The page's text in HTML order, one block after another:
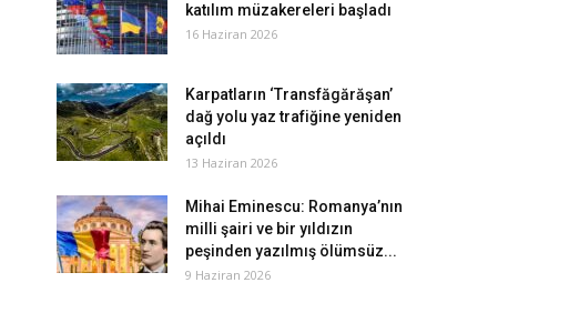
katılım müzakereleri başladı
16 Haziran 2026
Karpatların ‘Transfăgărăşan’
dağ yolu yaz trafiğine yeniden
açıldı
13 Haziran 2026
Mihai Eminescu: Romanya’nın
milli şairi ve bir yıldızın
peşinden yazılmış ölümsüz...
9 Haziran 2026